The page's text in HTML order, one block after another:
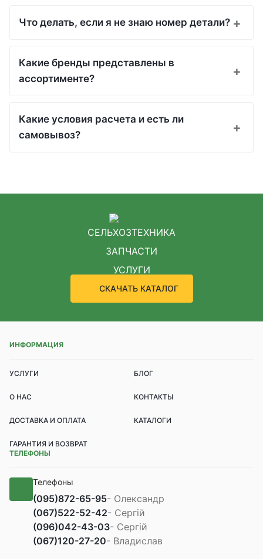
Что делать, если я не знаю номер детали?
Какие бренды представлены в
ассортименте?
Какие условия расчета и есть ли
самовывоз?
СЕЛЬХОЗТЕХНИКА
ЗАПЧАСТИ
УСЛУГИ
СКАЧАТЬ КАТАЛОГ
ИНФОРМАЦИЯ
УСЛУГИ БЛОГ
О НАС КОНТАКТЫ
ДОСТАВКА И ОПЛАТА КАТАЛОГИ
ГАРАНТИЯ И ВОЗВРАТ
ТЕЛЕФОНЫ
Телефоны
(095)872-65-95- Олександр
(067)522-52-42- Сергій
(096)042-43-03- Сергій
(067)120-27-20- Владислав